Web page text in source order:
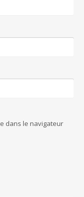
dans le navigateur